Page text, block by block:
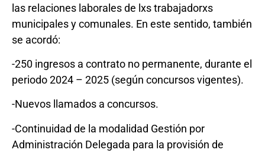
las relaciones laborales de lxs trabajadorxs
municipales y comunales. En este sentido, también
se acordó:
-250 ingresos a contrato no permanente, durante el
periodo 2024 – 2025 (según concursos vigentes).
-Nuevos llamados a concursos.
-Continuidad de la modalidad Gestión por
Administración Delegada para la provisión de